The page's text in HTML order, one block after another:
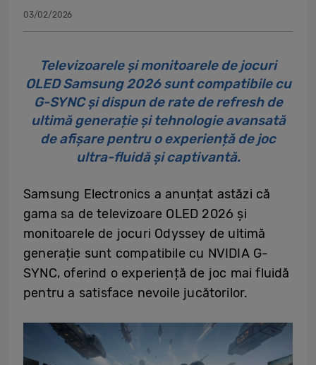
03/02/2026
Televizoarele și monitoarele de jocuri
OLED Samsung 2026 sunt compatibile cu
G-SYNC și dispun de rate de refresh de
ultimă generație și tehnologie avansată
de afișare pentru o experiență de joc
ultra-fluidă și captivantă.
Samsung Electronics a anunțat astăzi că
gama sa de televizoare OLED 2026 și
monitoarele de jocuri Odyssey de ultimă
generație sunt compatibile cu NVIDIA G-
SYNC, oferind o experiență de joc mai fluidă
pentru a satisface nevoile jucătorilor.